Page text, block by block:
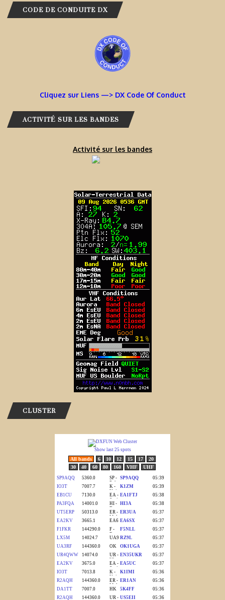
CODE DE CONDUITE DX
Cliquez sur Liens —> DX Code Of Conduct
ACTIVITÉ SUR LES BANDES
Activité sur les bandes
CLUSTER